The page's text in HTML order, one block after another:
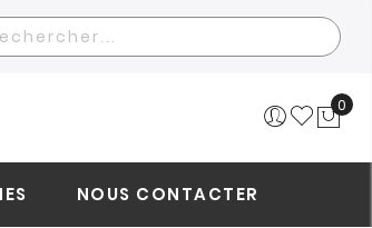
0
NOUS CONTACTER